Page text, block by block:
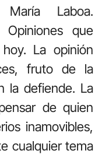
Laboa.
Opiniones que
La opinión
fruto de la
la defiende. La
de quien
inamovibles,
cualquier tema